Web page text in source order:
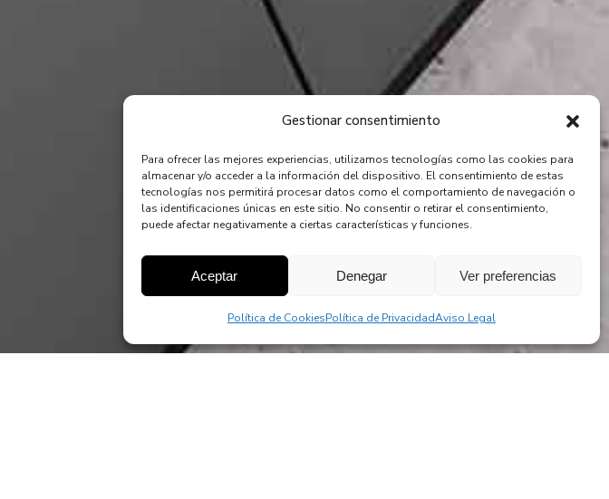
Gestionar consentimiento
Para ofrecer las mejores experiencias, utilizamos tecnologías como las cookies para
almacenar y/o acceder a la información del dispositivo. El consentimiento de estas
tecnologías nos permitirá procesar datos como el comportamiento de navegación o
las identificaciones únicas en este sitio. No consentir o retirar el consentimiento,
puede afectar negativamente a ciertas características y funciones.
Aceptar Denegar Ver preferencias
Política de CookiesPolítica de PrivacidadAviso Legal